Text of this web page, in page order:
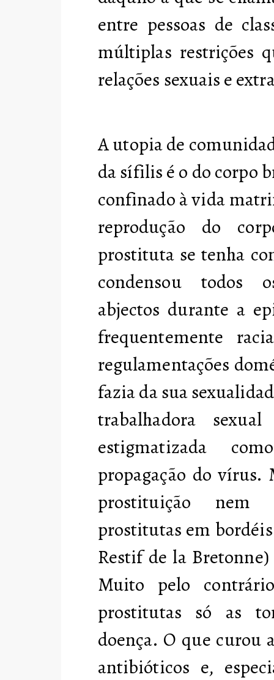
entre pessoas de
múltiplas restrições
relações sexuais e
A utopia de
da sífilis é o do corpo
confinado à vida
reprodução do
prostituta se tenha
condensou todos
abjectos durante a
frequentemente
regulamentações
fazia da sua
trabalhadora
estigmatizada
propagação do vírus.
prostituição nem
prostitutas em
Restif de la
Muito pelo
prostitutas só as
doença. O que curou
antibióticos e,